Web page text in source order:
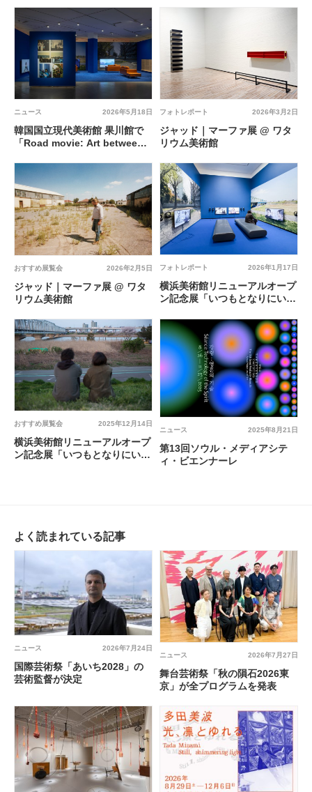
2026年5月18日
ニュース
韓国国立現代美術館 果川館で
「Road movie: Art between
1945」が開幕
2026年3月2日
フォトレポート
ジャッド｜マーファ展 @ ワタ
リウム美術館
2026年2月5日
おすすめ展覧会
ジャッド｜マーファ展 @ ワタ
リウム美術館
2026年1月17日
フォトレポート
横浜美術館リニューアルオープ
ン記念展「いつもとなりにいる
年」 @ 横浜美術館
2025年12月14日
おすすめ展覧会
横浜美術館リニューアルオープ
ン記念展「いつもとなりにいる
2025年8月21日
ニュース
第13回ソウル・メディアシテ
ィ・ビエンナーレ
よく読まれている記事
2026年7月24日
ニュース
国際芸術祭「あいち2028」の
芸術監督が決定
2026年7月27日
ニュース
舞台芸術祭「秋の隕石2026東
京」が全プログラムを発表